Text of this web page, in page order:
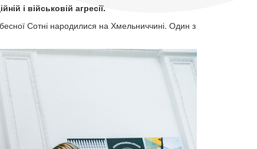
і військовій агресії.
Сотні народилися на Хмельниччині. Один з